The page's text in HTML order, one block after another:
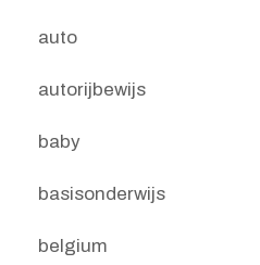
auto
autorijbewijs
baby
basisonderwijs
belgium